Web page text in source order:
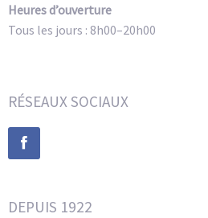
Heures d’ouverture
Tous les jours : 8h00–20h00
RÉSEAUX SOCIAUX
DEPUIS 1922